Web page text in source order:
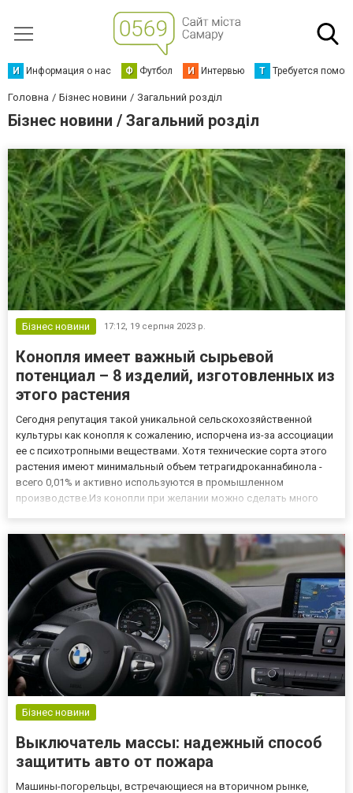
И Информация о нас Ф Футбол И Интервью Т Требуется
Головна Бізнес новини Загальний розділ
Бізнес новини / Загальний розділ
Бізнес новини 17:12, 19 серпня 2023 р.
Конопля имеет важный сырьевой
потенциал – 8 изделий, изготовленных из
этого растения
Сегодня репутация такой уникальной сельскохозяйственной
культуры как конопля к сожалению, испорчена из-за ассоциации
ее с психотропными веществами. Хотя технические сорта этого
растения имеют минимальный объем тетрагидроканнабинола -
всего 0,01% и активно используются в промышленном
производстве.Из конопли при желании можно сделать много
каннаб...
Бізнес новини
Выключатель массы: надежный способ
защитить авто от пожара
Машины-погорельцы, встречающиеся на вторичном рынке,